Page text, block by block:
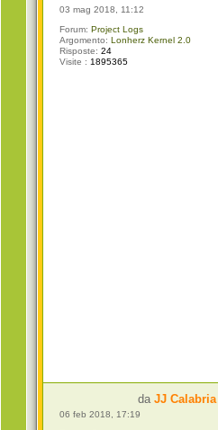
03 mag 2018, 11:12
Forum: Project Logs
Argomento: Lonherz Kernel 2.0
Risposte: 24
Visite : 1895365
daJJ Calabria
06 feb 2018, 17:19